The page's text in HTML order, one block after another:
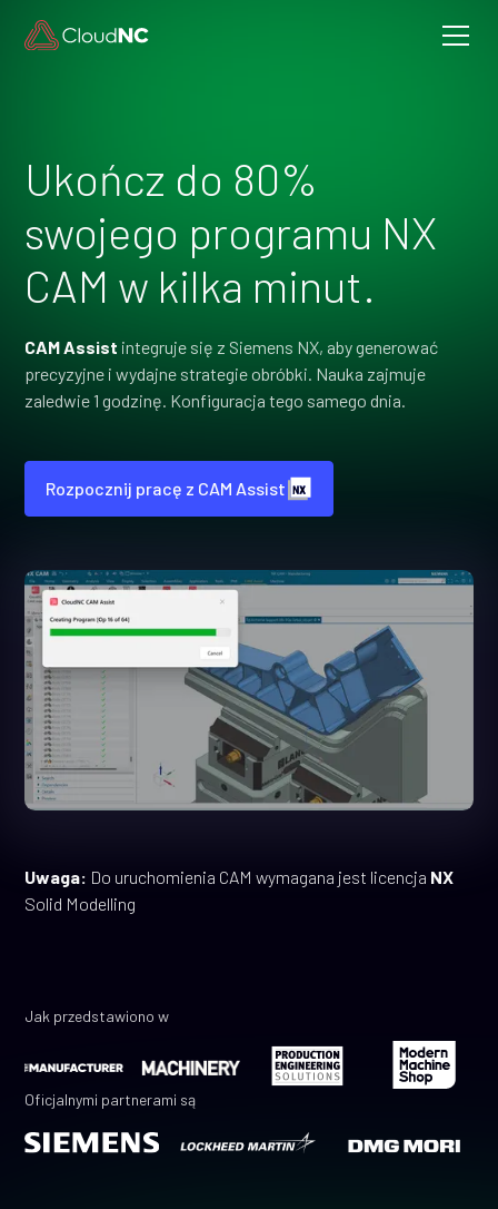
Ukończ do 80%
swojego programu NX
CAM w kilka minut.
CAM Assist integruje się z Siemens NX, aby generować
precyzyjne i wydajne strategie obróbki. Nauka zajmuje
zaledwie 1 godzinę. Konfiguracja tego samego dnia.
Rozpocznij pracę z CAM Assist
Uwaga: Do uruchomienia CAM wymagana jest licencja NX
Solid Modelling
Jak przedstawiono w
Oficjalnymi partnerami są